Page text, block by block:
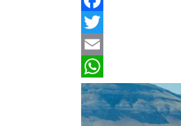
Facebook
Twitter
Email
WhatsApp